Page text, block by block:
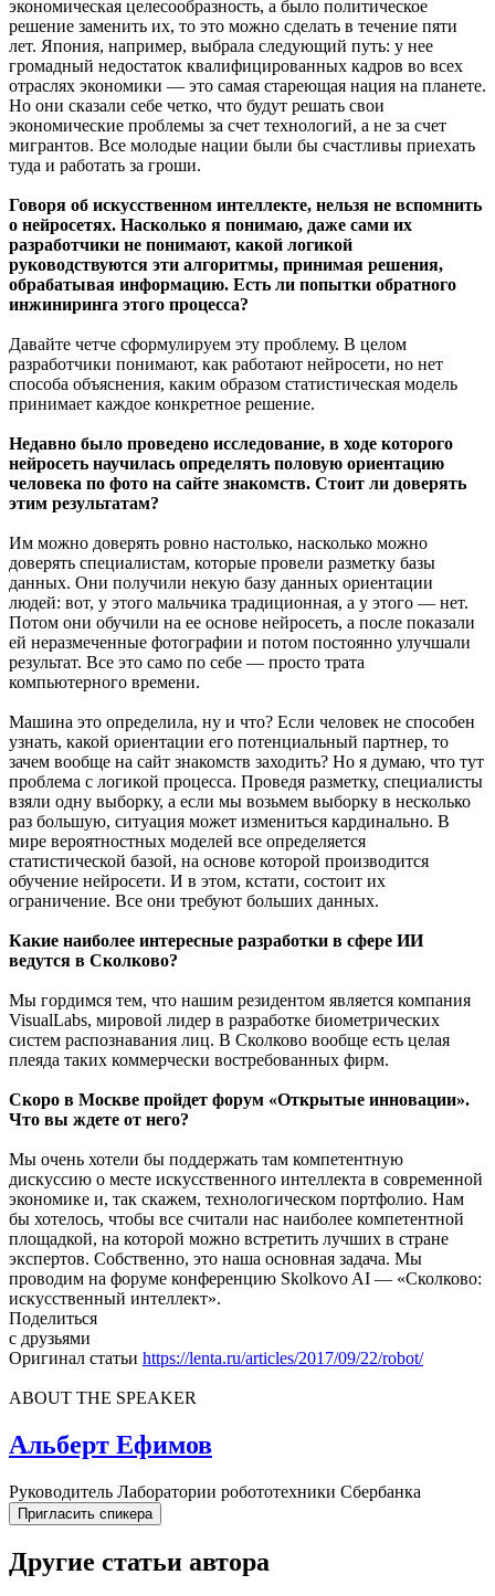
экономическая целесообразность, а было политическое
решение заменить их, то это можно сделать в течение пяти
лет. Япония, например, выбрала следующий путь: у нее
громадный недостаток квалифицированных кадров во всех
отраслях экономики — это самая стареющая нация на планете.
Но они сказали себе четко, что будут решать свои
экономические проблемы за счет технологий, а не за счет
мигрантов. Все молодые нации были бы счастливы приехать
туда и работать за гроши.
Говоря об искусственном интеллекте, нельзя не вспомнить
о нейросетях. Насколько я понимаю, даже сами их
разработчики не понимают, какой логикой
руководствуются эти алгоритмы, принимая решения,
обрабатывая информацию. Есть ли попытки обратного
инжиниринга этого процесса?
Давайте четче сформулируем эту проблему. В целом
разработчики понимают, как работают нейросети, но нет
способа объяснения, каким образом статистическая модель
принимает каждое конкретное решение.
Недавно было проведено исследование, в ходе которого
нейросеть научилась определять половую ориентацию
человека по фото на сайте знакомств. Стоит ли доверять
этим результатам?
Им можно доверять ровно настолько, насколько можно
доверять специалистам, которые провели разметку базы
данных. Они получили некую базу данных ориентации
людей: вот, у этого мальчика традиционная, а у этого — нет.
Потом они обучили на ее основе нейросеть, а после показали
ей неразмеченные фотографии и потом постоянно улучшали
результат. Все это само по себе — просто трата
компьютерного времени.
Машина это определила, ну и что? Если человек не способен
узнать, какой ориентации его потенциальный партнер, то
зачем вообще на сайт знакомств заходить? Но я думаю, что тут
проблема с логикой процесса. Проведя разметку, специалисты
взяли одну выборку, а если мы возьмем выборку в несколько
раз большую, ситуация может измениться кардинально. В
мире вероятностных моделей все определяется
статистической базой, на основе которой производится
обучение нейросети. И в этом, кстати, состоит их
ограничение. Все они требуют больших данных.
Какие наиболее интересные разработки в сфере ИИ
ведутся в Сколково?
Мы гордимся тем, что нашим резидентом является компания
VisualLabs, мировой лидер в разработке биометрических
систем распознавания лиц. В Сколково вообще есть целая
плеяда таких коммерчески востребованных фирм.
Скоро в Москве пройдет форум «Открытые инновации».
Что вы ждете от него?
Мы очень хотели бы поддержать там компетентную
дискуссию о месте искусственного интеллекта в современной
экономике и, так скажем, технологическом портфолио. Нам
бы хотелось, чтобы все считали нас наиболее компетентной
площадкой, на которой можно встретить лучших в стране
экспертов. Собственно, это наша основная задача. Мы
проводим на форуме конференцию Skolkovo AI — «Сколково:
искусственный интеллект».
Поделиться
с друзьями
Оригинал статьи https://lenta.ru/articles/2017/09/22/robot/
ABOUT THE SPEAKER
Альберт Ефимов
Руководитель Лаборатории робототехники Сбербанка
Пригласить спикера
Другие статьи автора